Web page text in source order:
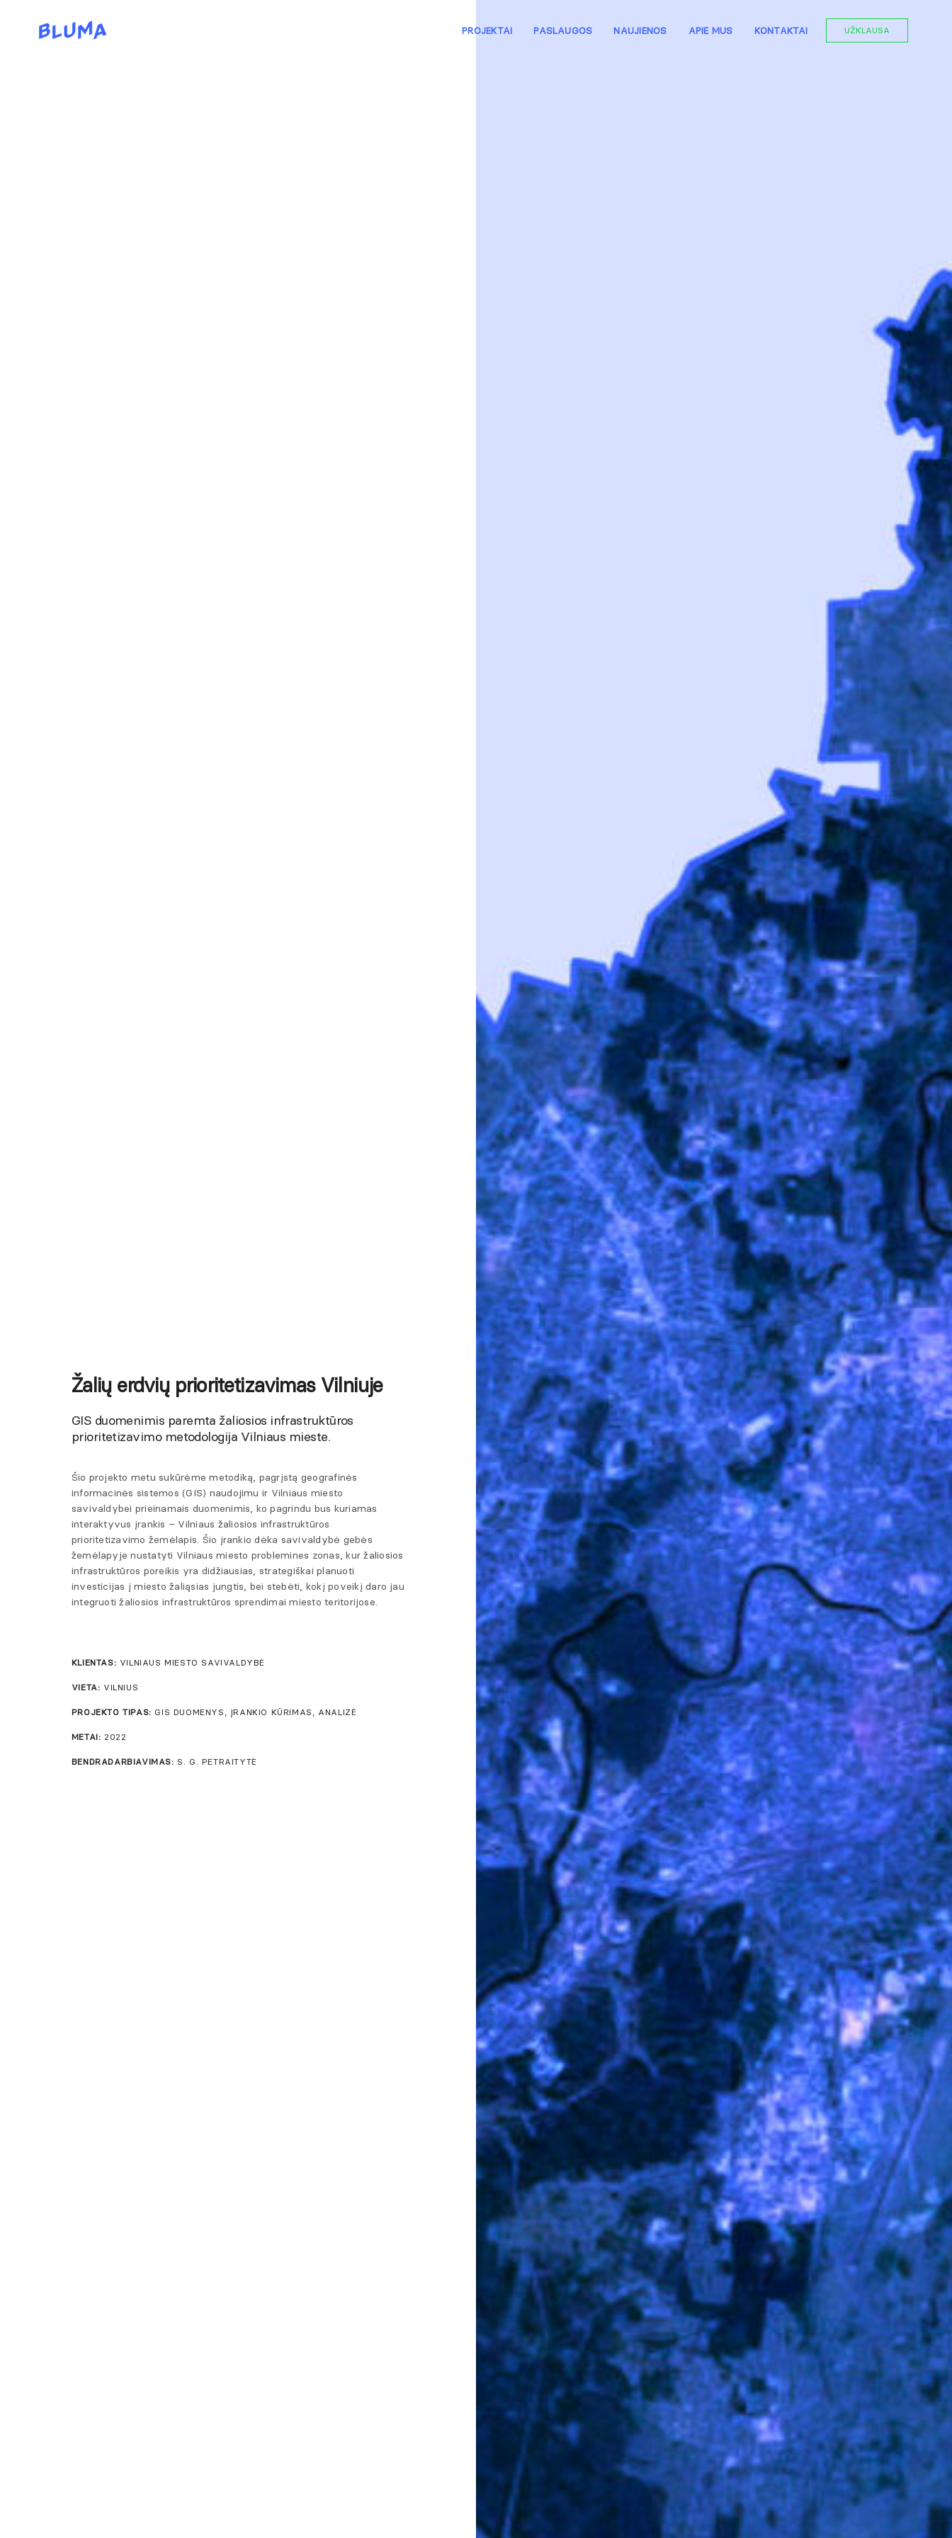
PROJEKTAI PASLAUGOS NAUJIENOS APIE MUS KONTAKTAI UŽKLAUSA
Žalių erdvių prioritetizavimas Vilniuje
GIS duomenimis paremta žaliosios infrastruktūros
prioritetizavimo metodologija Vilniaus mieste.
Šio projekto metu sukūrėme metodiką, pagrįstą geografinės
informacinės sistemos (GIS) naudojimu ir Vilniaus miesto
savivaldybei prieinamais duomenimis, ko pagrindu bus kuriamas
interaktyvus įrankis – Vilniaus žaliosios infrastruktūros
prioritetizavimo žemėlapis. Šio įrankio dėka savivaldybė gebės
žemėlapyje nustatyti Vilniaus miesto problemines zonas, kur žaliosios
infrastruktūros poreikis yra didžiausias, strategiškai planuoti
investicijas į miesto žaliąsias jungtis, bei stebėti, kokį poveikį daro jau
integruoti žaliosios infrastruktūros sprendimai miesto teritorijose.
KLIENTAS: VILNIAUS MIESTO SAVIVALDYBĖ
VIETA: VILNIUS
PROJEKTO TIPAS: GIS DUOMENYS, ĮRANKIO KŪRIMAS, ANALIZĖ
METAI: 2022
BENDRADARBIAVIMAS: S. G. PETRAITYTĖ